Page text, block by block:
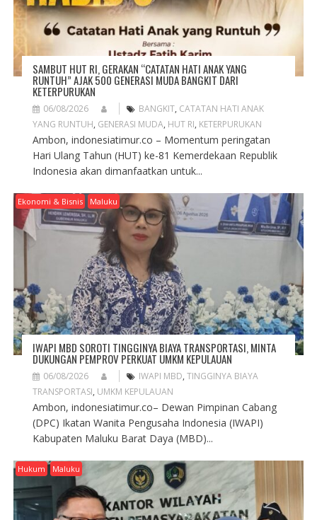
SAMBUT HUT RI, GERAKAN “CATATAN HATI ANAK YANG
RUNTUH” AJAK 500 GENERASI MUDA BANGKIT DARI
KETERPURUKAN
06/08/2026 BANGKIT, CATATAN HATI ANAK
YANG RUNTUH, GENERASI MUDA, HUT RI, KETERPURUKAN
Ambon, indonesiatimur.co – Momentum peringatan
Hari Ulang Tahun (HUT) ke-81 Kemerdekaan Republik
Indonesia akan dimanfaatkan untuk...
Ekonomi & Bisnis Maluku
IWAPI MBD SOROTI TINGGINYA BIAYA TRANSPORTASI, MINTA
DUKUNGAN PEMPROV PERKUAT UMKM KEPULAUAN
06/08/2026 IWAPI MBD, TINGGINYA BIAYA
TRANSPORTASI, UMKM KEPULAUAN
Ambon, indonesiatimur.co– Dewan Pimpinan Cabang
(DPC) Ikatan Wanita Pengusaha Indonesia (IWAPI)
Kabupaten Maluku Barat Daya (MBD)...
Hukum Maluku